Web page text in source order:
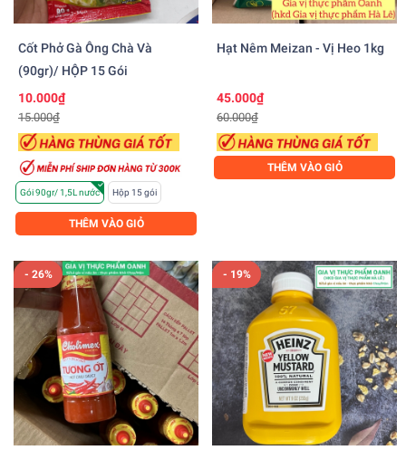
Cốt Phở Gà Ông Chà Và
(90gr)/ HỘP 15 Gói
10.000₫
15.000₫
Gói 90gr/ 1,5L nước Hộp 15 gói
THÊM VÀO GIỎ
Hạt Nêm Meizan - Vị Heo 1kg
45.000₫
60.000₫
THÊM VÀO GIỎ
- 26% - 19%